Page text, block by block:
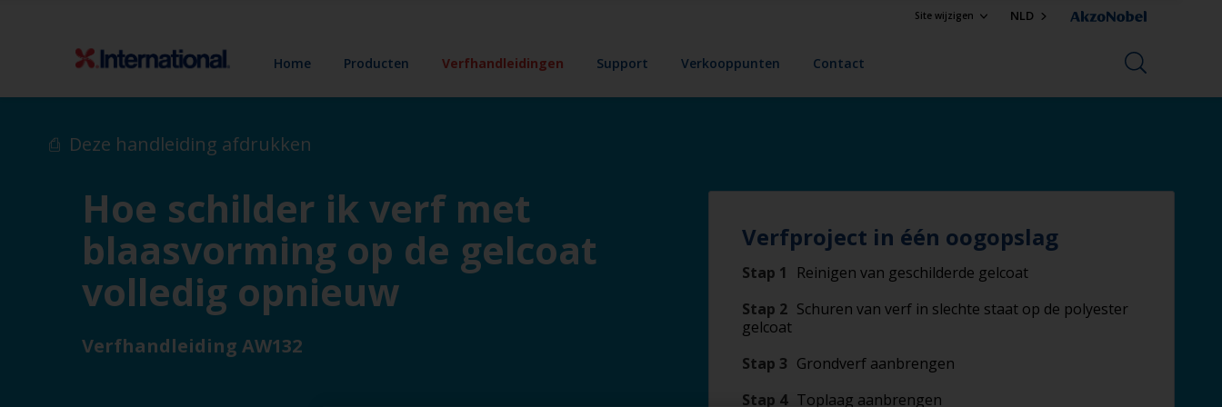
Site wijzigen NLD
Home Producten Verfhandleidingen Support Verkooppunten Contact
Deze handleiding afdrukken
Hoe schilder ik verf met
blaasvorming op de gelcoat
volledig opnieuw
Verfhandleiding AW132
Verfproject in één oogopslag
Stap 1
Reinigen van geschilderde gelcoat
Stap 2 Schuren van verf in slechte staat op de polyester
gelcoat
Stap 3 Grondverf aanbrengen
Stap 4 Toplaag aanbrengen